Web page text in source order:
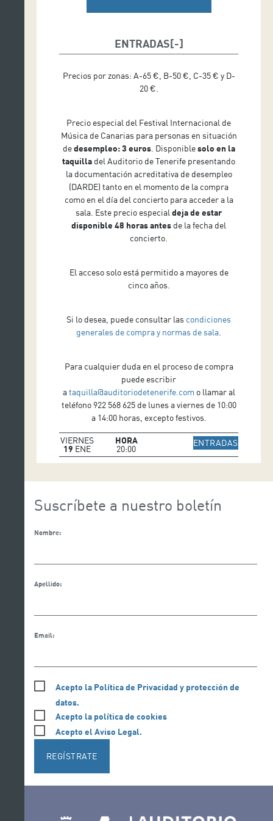
ENTRADAS
Precios por zonas: A-65 €, B-50 €, C-35 € y D-
20 €.
Precio especial del Festival Internacional de
Música de Canarias para personas en situación
dedesempleo: 3 euros. Disponiblesolo en la
taquilla del Auditorio de Tenerife presentando
la documentación acreditativa de desempleo
(DARDE) tanto en el momento de la compra
como en el día del concierto para acceder a la
sala. Este precio especial deja de estar
disponible 48 horas antes de la fecha del
concierto.
El acceso solo está permitido a mayores de
cinco años.
Si lo desea, puede consultar las condiciones
generales de compra y normas de sala
Para cualquier duda en el proceso de compra
puede escribir
ataquilla@auditoriodetenerife.com o llamar al
teléfono 922 568 625 de lunes a viernes de 10:00
a 14:00 horas, excepto festivos.
VIERNES
19 ENE
HORA
20:00
ENTRADASIR A
Suscríbete a nuestro boletín
Nombre:
Apellido:
Email:
Acepto la Política de Privacidad y protección de
datos.
Acepto la política de cookies
Acepto el Aviso Legal.
REGÍSTRATE